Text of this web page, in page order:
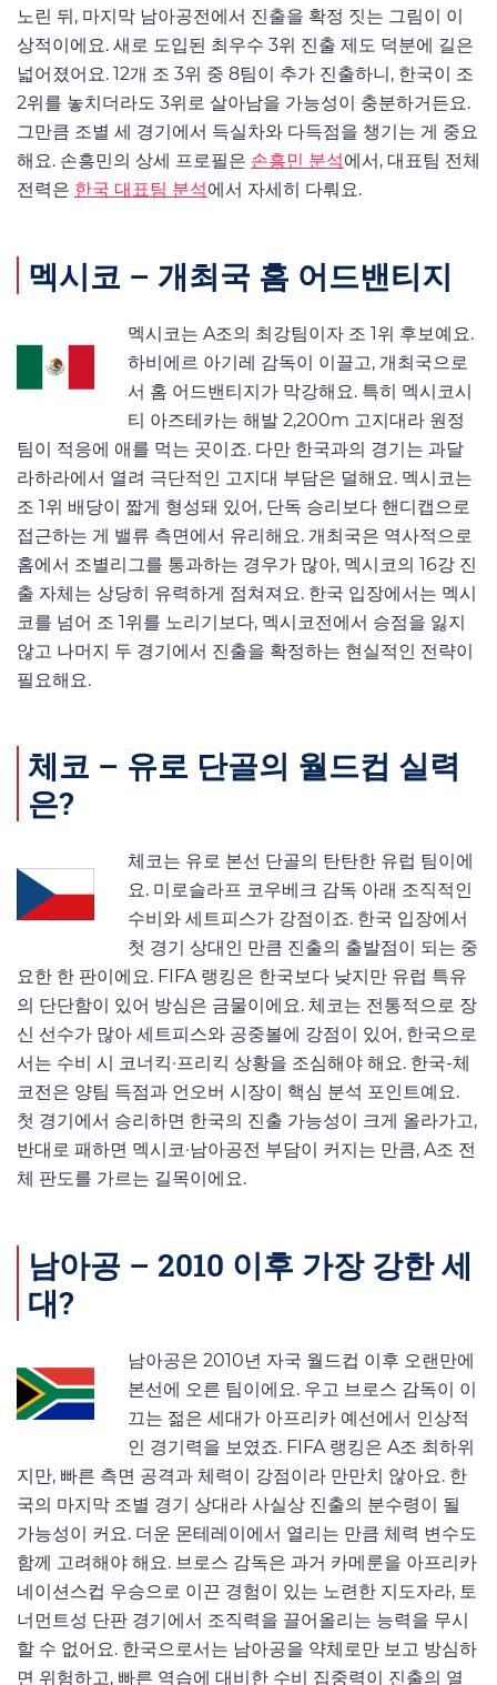
노린 뒤, 마지막 남아공전에서 진출을 확정 짓는 그림이 이
상적이에요. 새로 도입된 최우수 3위 진출 제도 덕분에 길은
넓어졌어요. 12개 조 3위 중 8팀이 추가 진출하니, 한국이 조
2위를 놓치더라도 3위로 살아남을 가능성이 충분하거든요.
그만큼 조별 세 경기에서 득실차와 다득점을 챙기는 게 중요
해요. 손흥민의 상세 프로필은 손흥민 분석에서, 대표팀 전체
전력은 한국 대표팀 분석에서 자세히 다뤄요.
멕시코 – 개최국 홈 어드밴티지
멕시코는 A조의 최강팀이자 조 1위 후보예요.
하비에르 아기레 감독이 이끌고, 개최국으로
서 홈 어드밴티지가 막강해요. 특히 멕시코시
티 아즈테카는 해발 2,200m 고지대라 원정
팀이 적응에 애를 먹는 곳이죠. 다만 한국과의 경기는 과달
라하라에서 열려 극단적인 고지대 부담은 덜해요. 멕시코는
조 1위 배당이 짧게 형성돼 있어, 단독 승리보다 핸디캡으로
접근하는 게 밸류 측면에서 유리해요. 개최국은 역사적으로
홈에서 조별리그를 통과하는 경우가 많아, 멕시코의 16강 진
출 자체는 상당히 유력하게 점쳐져요. 한국 입장에서는 멕시
코를 넘어 조 1위를 노리기보다, 멕시코전에서 승점을 잃지
않고 나머지 두 경기에서 진출을 확정하는 현실적인 전략이
필요해요.
체코 – 유로 단골의 월드컵 실력
은?
체코는 유로 본선 단골의 탄탄한 유럽 팀이에
요. 미로슬라프 코우베크 감독 아래 조직적인
수비와 세트피스가 강점이죠. 한국 입장에서
첫 경기 상대인 만큼 진출의 출발점이 되는 중
요한 한 판이에요. FIFA 랭킹은 한국보다 낮지만 유럽 특유
의 단단함이 있어 방심은 금물이에요. 체코는 전통적으로 장
신 선수가 많아 세트피스와 공중볼에 강점이 있어, 한국으로
서는 수비 시 코너킥·프리킥 상황을 조심해야 해요. 한국-체
코전은 양팀 득점과 언오버 시장이 핵심 분석 포인트예요.
첫 경기에서 승리하면 한국의 진출 가능성이 크게 올라가고,
반대로 패하면 멕시코·남아공전 부담이 커지는 만큼, A조 전
체 판도를 가르는 길목이에요.
남아공 – 2010 이후 가장 강한 세
대?
남아공은 2010년 자국 월드컵 이후 오랜만에
본선에 오른 팀이에요. 우고 브로스 감독이 이
끄는 젊은 세대가 아프리카 예선에서 인상적
인 경기력을 보였죠. FIFA 랭킹은 A조 최하위
지만, 빠른 측면 공격과 체력이 강점이라 만만치 않아요. 한
국의 마지막 조별 경기 상대라 사실상 진출의 분수령이 될
가능성이 커요. 더운 몬테레이에서 열리는 만큼 체력 변수도
함께 고려해야 해요. 브로스 감독은 과거 카메룬을 아프리카
네이션스컵 우승으로 이끈 경험이 있는 노련한 지도자라, 토
너먼트성 단판 경기에서 조직력을 끌어올리는 능력을 무시
할 수 없어요. 한국으로서는 남아공을 약체로만 보고 방심하
면 위험하고, 빠른 역습에 대비한 수비 집중력이 진출의 열